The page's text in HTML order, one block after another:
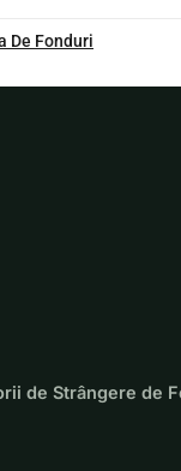
De Fonduri
de Strângere de